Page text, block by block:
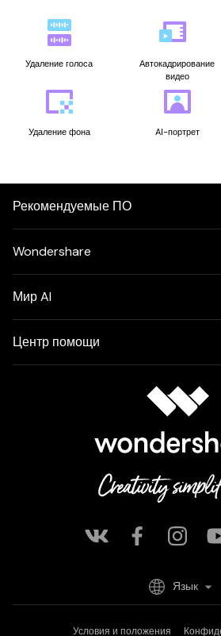
Удаление голоса
Автокадрирование
видео
Удаление фона AI-портрет
Рекомендуемые ПО
Wondershare
Мир AI
Центр помощи
Условия и положения
Язык